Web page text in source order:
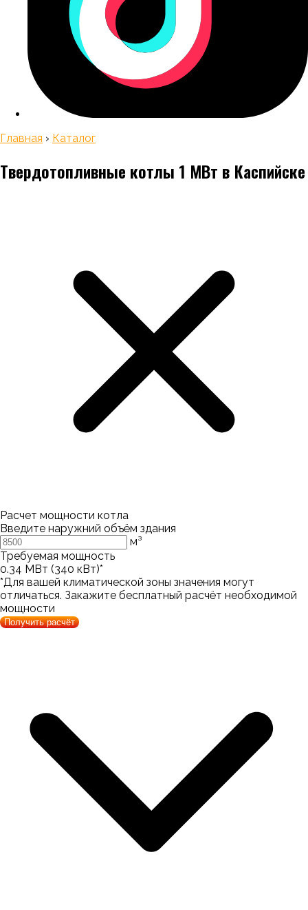
Главная › Каталог
Твердотопливные котлы 1 МВт в Каспийске
Расчет мощности котла
Введите наружний объём здания
м³
Требуемая мощность
0.34 МВт (340 кВт)*
*Для вашей климатической зоны значения могут
отличаться. Закажите бесплатный расчёт необходимой
мощности
Получить расчёт